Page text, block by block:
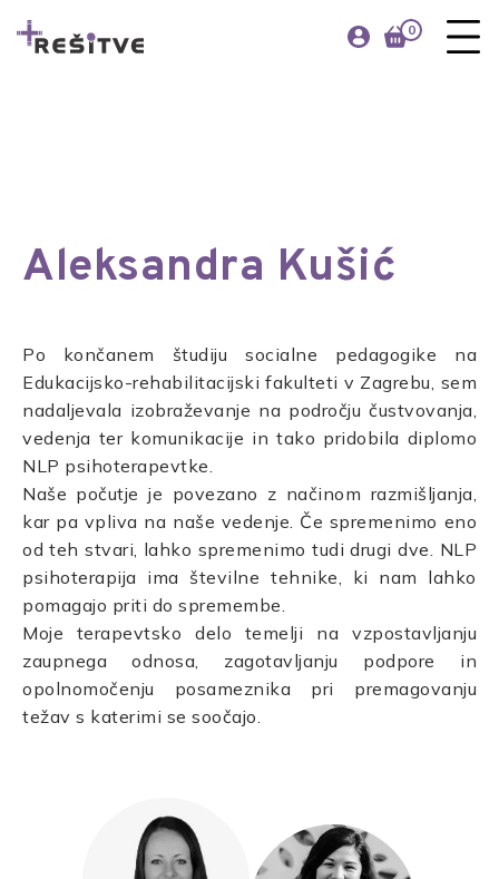
0
Aleksandra Kušić
Po končanem študiju socialne pedagogike na
Edukacijsko-rehabilitacijski fakulteti v Zagrebu, sem
nadaljevala izobraževanje na področju čustvovanja,
vedenja ter komunikacije in tako pridobila diplomo
NLP psihoterapevtke.
Naše počutje je povezano z načinom razmišljanja,
kar pa vpliva na naše vedenje. Če spremenimo eno
od teh stvari, lahko spremenimo tudi drugi dve. NLP
psihoterapija ima številne tehnike, ki nam lahko
pomagajo priti do spremembe.
Moje terapevtsko delo temelji na vzpostavljanju
zaupnega odnosa, zagotavljanju podpore in
opolnomočenju posameznika pri premagovanju
težav s katerimi se soočajo.